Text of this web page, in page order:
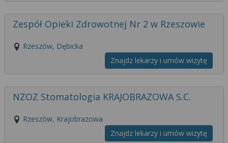
Zespół Opieki Zdrowotnej Nr 2 w Rzeszowie
Rzeszów, Dębicka
Znajdz lekarzy i umów wizytę
NZOZ Stomatologia KRAJOBRAZOWA S.C.
Rzeszów, Krajobrazowa
Znajdz lekarzy i umów wizytę